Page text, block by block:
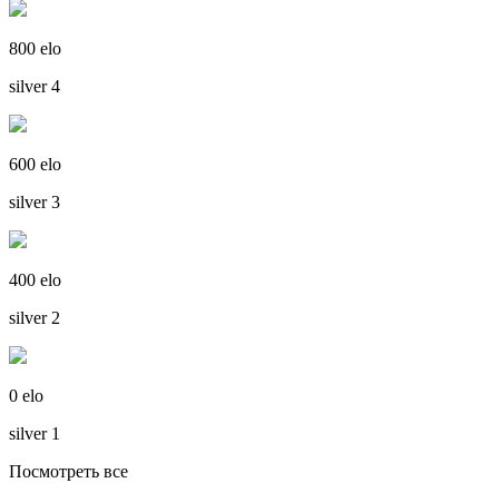
800 elo
silver 4
600 elo
silver 3
400 elo
silver 2
0 elo
silver 1
Посмотреть все